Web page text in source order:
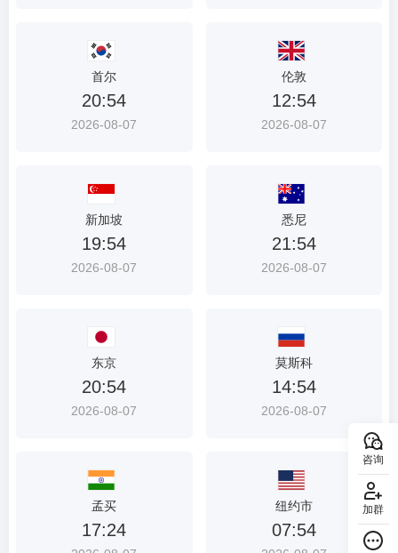
咨询
加群
首尔
20:54
2026-08-07
伦敦
12:54
2026-08-07
新加坡
19:54
2026-08-07
悉尼
21:54
2026-08-07
东京
20:54
2026-08-07
莫斯科
14:54
2026-08-07
孟买
17:24
纽约市
07:54